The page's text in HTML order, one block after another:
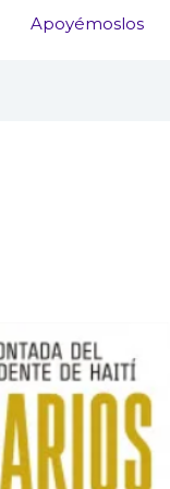
Apoyémoslos